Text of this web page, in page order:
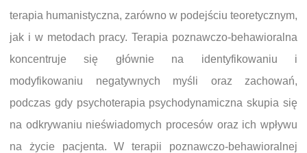
terapia humanistyczna, zarówno w podejściu teoretycznym,
jak i w metodach pracy. Terapia poznawczo-behawioralna
koncentruje się głównie na identyfikowaniu i
modyfikowaniu negatywnych myśli oraz zachowań,
podczas gdy psychoterapia psychodynamiczna skupia się
na odkrywaniu nieświadomych procesów oraz ich wpływu
na życie pacjenta. W terapii poznawczo-behawioralnej